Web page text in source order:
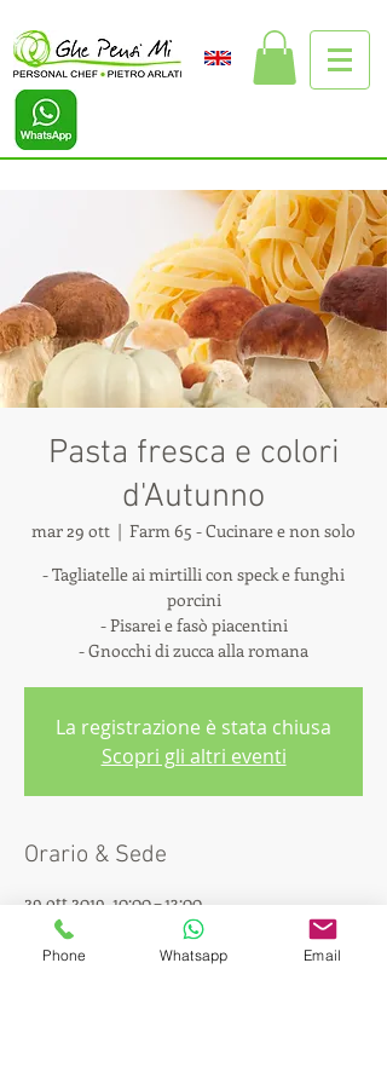
Pasta fresca e colori
d'Autunno
mar 29 ott
  |
Farm 65 - Cucinare e non solo
- Tagliatelle ai mirtilli con speck e funghi
porcini
- Pisarei e fasò piacentini
- Gnocchi di zucca alla romana
La registrazione è stata chiusa
Scopri gli altri eventi
Orario & Sede
29 ott 2019, 10:00 – 13:00
Farm 65 - Cucinare e non solo, Alzaia
Naviglio Pavese, 260, 20142 Milano MI, Italia
Phone Whatsapp Email